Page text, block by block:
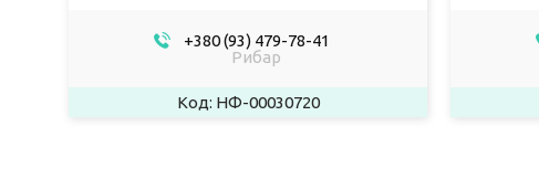
+380 (93) 479-78-41
Рибар
НФ-00030720